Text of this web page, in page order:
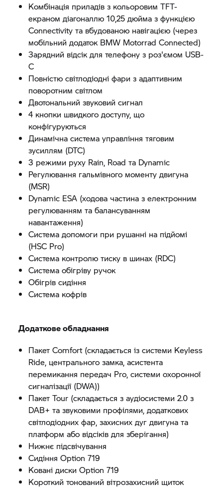
Комбінація приладів з кольоровим TFT-
екраном діагоналлю 10,25 дюйма з функцією
Connectivity та вбудованою навігацією (через
мобільний додаток BMW Motorrad Connected)
Зарядний відсік для телефону з роз'ємом USB-
C
Повністю світлодіодні фари з адаптивним
поворотним світлом
Двотональний звуковий сигнал
4 кнопки швидкого доступу, що
конфігуруються
Динамічна система управління тяговим
зусиллям (DTC)
3 режими руху Rain, Road та Dynamic
Регулювання гальмівного моменту двигуна
(MSR)
Dynamic ESA (ходова частина з електронним
регулюванням та балансуванням
навантаження)
Система допомоги при рушанні на підйомі
(HSC Pro)
Система контролю тиску в шинах (RDC)
Система обігріву ручок
Обігрів сидіння
Система кофрів
Додаткове обладнання
Пакет Comfort (складається із системи Keyless
Ride, центрального замка, асистента
перемикання передач Pro, системи охоронної
сигналізації (DWA))
Пакет Tour (складається з аудіосистеми 2.0 з
DAB+ та звуковими профілями, додаткових
світлодіодних фар, захисних дуг двигуна та
платформ або відсіків для зберігання)
Нижнє підсвічування
Сидіння Option 719
Ковані диски Option 719
Короткий тонований вітрозахисний щиток